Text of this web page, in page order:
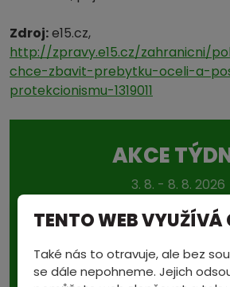
Zdroj:e15.cz,
http://zpravy.e15.cz/zahranicni/
chce-zbavit-prebytku-oceli-a-
protekcionismu-1319011
AKCE
3. 8. - 8. 8. 2026
Ocelohliníková
40 Kč/kg
TENTO WEB VYUŽÍVÁ
Také nás to otravuje, ale bez
se dále nepohneme. Jejich